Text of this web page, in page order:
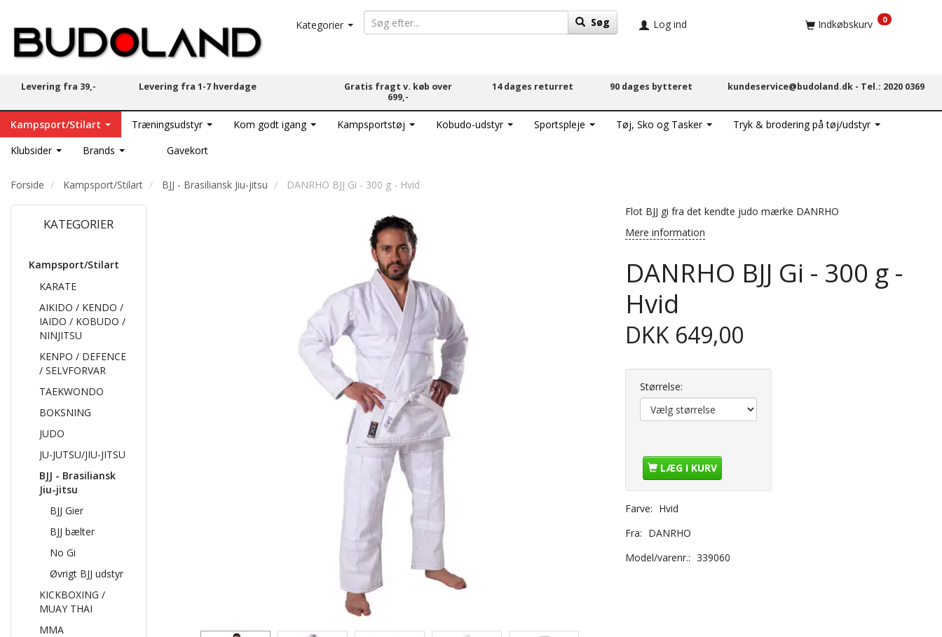
Kategorier Søg Log ind Indkøbskurv 0
Levering fra 39,- Levering fra 1-7 hverdage
Gratis fragt v. køb over
699,-
14 dages returret 90 dages bytteret kundeservice@budoland.dk - Tel.: 2020 0369
Kampsport/Stilart Træningsudstyr Kom godt igang Kampsportstøj Kobudo-udstyr Sportspleje Tøj, Sko og Tasker
Tryk & brodering på tøj/udstyr
Klubsider
Brands Gavekort
Forside Kampsport/Stilart BJJ - Brasiliansk Jiu-jitsu DANRHO BJJ Gi - 300 g - Hvid
KATEGORIER
Kampsport/Stilart
KARATE
AIKIDO / KENDO /
IAIDO / KOBUDO /
NINJITSU
KENPO / DEFENCE
/ SELVFORVAR
TAEKWONDO
BOKSNING
JUDO
JU-JUTSU/JIU-JITSU
BJJ - Brasiliansk
Jiu-jitsu
BJJ Gier
BJJ bælter
No Gi
Øvrigt BJJ udstyr
KICKBOXING /
MUAY THAI
MMA
Flot BJJ gi fra det kendte judo mærke DANRHO
Mere information
DANRHO BJJ Gi - 300 g -
Hvid
DKK 649,00
Størrelse:
LÆG I KURV
Farve: Hvid
Fra: DANRHO
Model/varenr.: 339060